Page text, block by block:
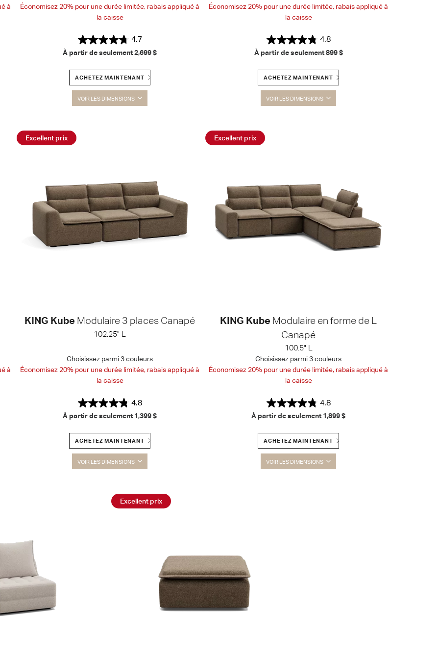
à
Économisez 20% pour une durée limitée, rabais appliqué à
la caisse
4.7
À partir de seulement2,699 $
ACHETEZ MAINTENANT
VOIR LES DIMENSIONS
Économisez 20% pour une durée limitée, rabais appliqué à
la caisse
4.8
À partir de seulement899 $
ACHETEZ MAINTENANT
VOIR LES DIMENSIONS
à
Excellent prix
KING Kube Modulaire 3 places Canapé
102.25" L
Choisissez parmi 3 couleurs
Économisez 20% pour une durée limitée, rabais appliqué à
la caisse
4.8
À partir de seulement1,399 $
ACHETEZ MAINTENANT
VOIR LES DIMENSIONS
Excellent prix
KING Kube Modulaire en forme de L
Canapé
100.5" L
Choisissez parmi 3 couleurs
Économisez 20% pour une durée limitée, rabais appliqué à
la caisse
4.8
À partir de seulement1,899 $
ACHETEZ MAINTENANT
VOIR LES DIMENSIONS
Excellent prix